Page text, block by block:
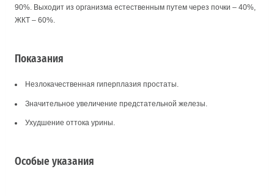
90%. Выходит из организма естественным путем через почки – 40%,
ЖКТ – 60%.
Показания
Незлокачественная гиперплазия простаты.
Значительное увеличение предстательной железы.
Ухудшение оттока урины.
Особые указания